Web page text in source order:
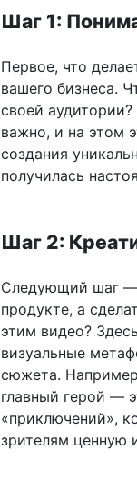
Шаг 1:
Первое, что
вашего бизнеса.
своей
важно, и на этом
создания
получилась
Шаг 2:
Следующий шаг —
продукте, а
этим видео?
визуальные
сюжета.
главный герой —
«приключений»,
зрителям ценную